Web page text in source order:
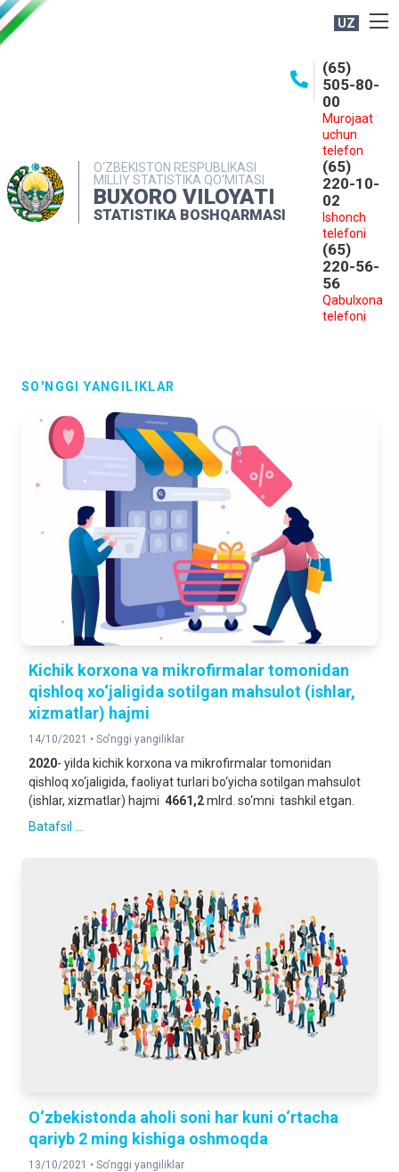
UZ
O‘ZBEKISTON RESPUBLIKASI
MILLIY STATISTIKA QO‘MITASI
BUXORO VILOYATI
STATISTIKA BOSHQARMASI
(65)
505-80-
00
Murojaat
uchun
telefon
(65)
220-10-
02
Ishonch
telefoni
(65)
220-56-
56
Qabulxona
telefoni
MATBUOT XIZMATI
MUROJAATLAR
SO'NGGI YANGILIKLAR
Kichik korxona va mikrofirmalar tomonidan
qishloq xo‘jaligida sotilgan mahsulot (ishlar,
xizmatlar) hajmi
14/10/2021 • So'nggi yangiliklar
2020- yilda kichik korxona va mikrofirmalar tomonidan
qishloq xo‘jaligida, faoliyat turlari bo‘yicha sotilgan mahsulot
(ishlar, xizmatlar) hajmi 4661,2mlrd. so‘mni tashkil etgan.
Batafsil ...
O‘zbekistonda aholi soni har kuni o‘rtacha
qariyb 2 ming kishiga oshmoqda
13/10/2021 • So'nggi yangiliklar